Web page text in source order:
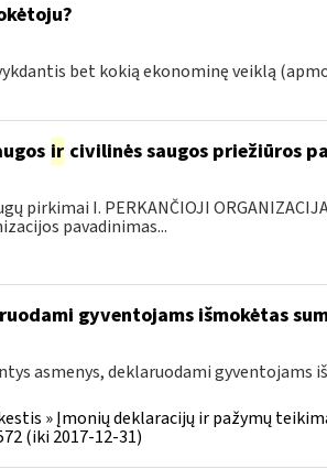
bet kokią ekonominę veiklą
ircivilinės saugos priežiūros
pirkimai I. PERKANČIOJI
pavadinimas...
gyventojams išmokėtas
asmenys, deklaruodami gyventojams
» Įmonių deklaracijų ir pažymų
(iki 2017-12-31)